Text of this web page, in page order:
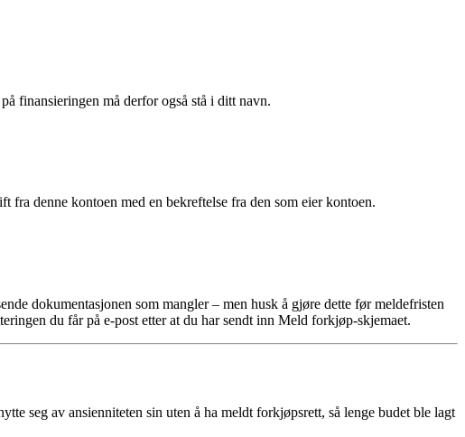
finansieringen må derfor også stå i ditt navn.
fra denne kontoen med en bekreftelse fra den som eier kontoen.
dokumentasjonen som mangler – men husk å gjøre dette før meldefristen
du får på e-post etter at du har sendt inn Meld forkjøp-skjemaet.
seg av ansienniteten sin uten å ha meldt forkjøpsrett, så lenge budet ble lagt